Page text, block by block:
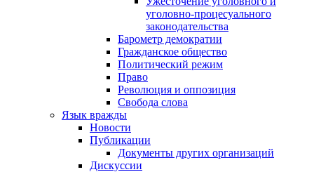
уголовно-процесуального
законодательства
Барометр демократии
Гражданское общество
Политический режим
Право
Революция и оппозиция
Свобода слова
Язык вражды
Новости
Публикации
Документы других организаций
Дискуссии